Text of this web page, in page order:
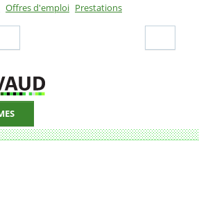
Offres d'emploi Prestations
l’horizon 2035